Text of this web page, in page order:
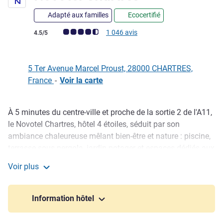
Adapté aux familles Ecocertifié
Note Avis clients (Note ALL)
4.5/5 1 046 avis
5 Ter Avenue Marcel Proust, 28000 CHARTRES,
France - Voir la carte
Description
À 5 minutes du centre-ville et proche de la sortie 2 de l'A11,
le Novotel Chartres, hôtel 4 étoiles, séduit par son
ambiance chaleureuse mêlant bien-être et nature : piscine,
professionnels, il propose également des salles de réunion
contemporaines et équipées. Pour la piscine elle est
accessible à partir du moment ou vous avez une chambre.
Voir plus
Information hôtel